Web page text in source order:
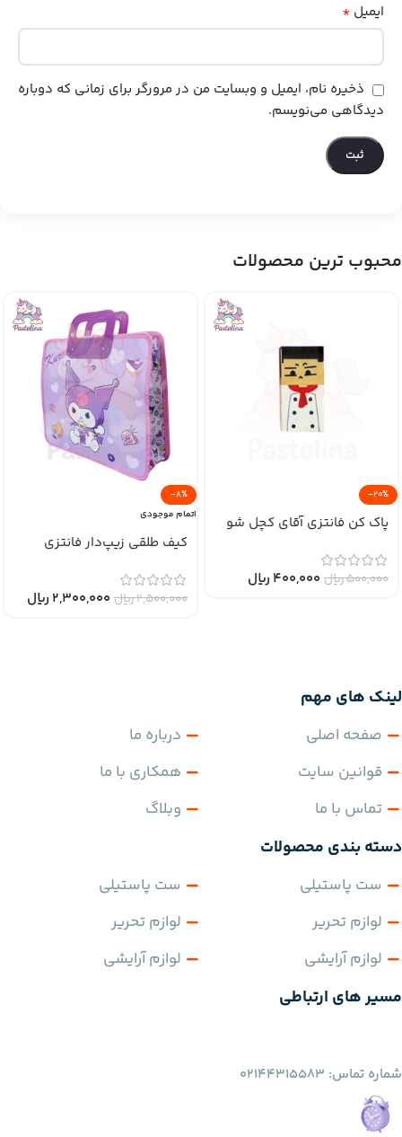
ایمیل *
ذخیره نام، ایمیل و وبسایت من در مرورگر برای زمانی که دوباره
دیدگاهی می‌نویسم.
محبوب ترین محصولات
-20%
پاک کن فانتزی آقای کچل شو
500,000﷼ 400,000 ﷼
-8%
اتمام موجودی
کیف طلقی زیپ‌دار فانتزی
2,500,000﷼ 2,300,000 ﷼
لینک های مهم
صفحه اصلی
قوانین سایت
تماس با ما
درباره ما
همکاری با ما
وبلاگ
دسته بندی محصولات
ست پاستیلی
لوازم تحریر
لوازم آرایشی
ست پاستیلی
لوازم تحریر
لوازم آرایشی
مسیر های ارتباطی
شماره تماس: 02144315583